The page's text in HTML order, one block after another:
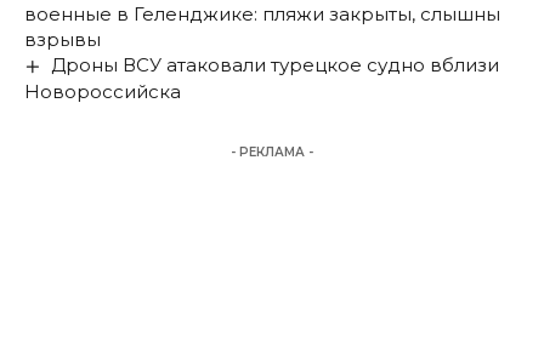
военные в Геленджике: пляжи закрыты, слышны
взрывы
Дроны ВСУ атаковали турецкое судно вблизи
Новороссийска
- РЕКЛАМА -